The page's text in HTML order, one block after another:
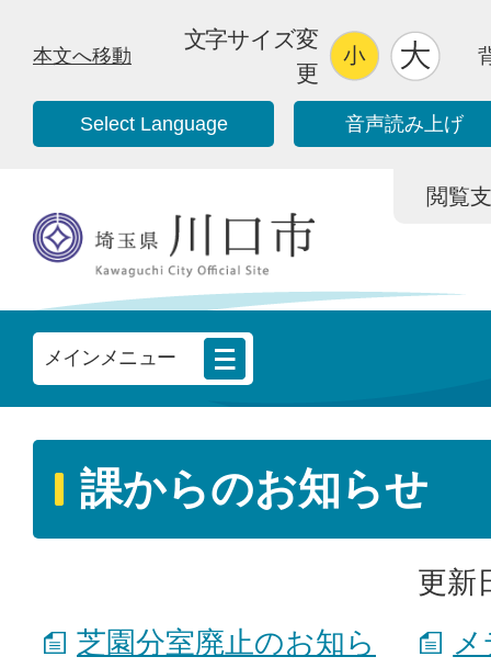
本文へ移動
文字サイズ変
更
Select Language 音声読み上げ
閲覧
メインメニュー
課からのお知らせ
更新
芝園分室廃止のお知ら